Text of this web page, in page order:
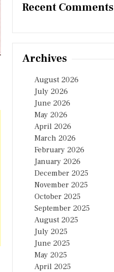
Recent Comments
Archives
August 2026
July 2026
June 2026
May 2026
April 2026
March 2026
February 2026
January 2026
December 2025
November 2025
October 2025
September 2025
August 2025
July 2025
June 2025
May 2025
April 2025